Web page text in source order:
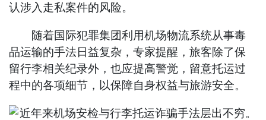
认涉入走私案件的风险。
随着国际犯罪集团利用机场物流系统从事毒
品运输的手法日益复杂，专家提醒，旅客除了保
留行李相关纪录外，也应提高警觉，留意托运过
程中的各项细节，以保障自身权益与旅游安全。